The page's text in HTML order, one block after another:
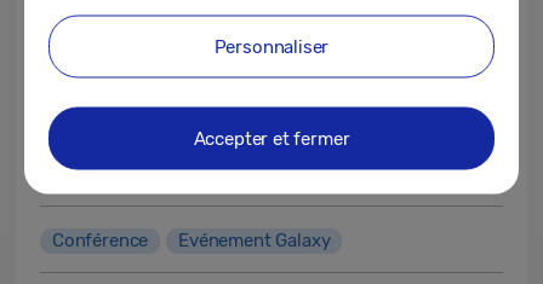
Conférence Evénement Galaxy
Personnaliser
Accepter et fermer